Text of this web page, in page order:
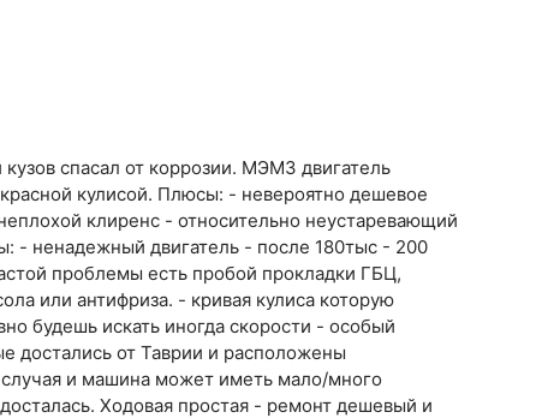
спасал от коррозии. МЭМЗ двигатель
кулисой. Плюсы: - невероятно дешевое
клиренс - относительно неустаревающий
- ненадежный двигатель - после 180тыс - 200
проблемы есть пробой прокладки ГБЦ,
или антифриза. - кривая кулиса которую
будешь искать иногда скорости - особый
достались от Таврии и расположены
случая и машина может иметь мало/много
Ходовая простая - ремонт дешевый и